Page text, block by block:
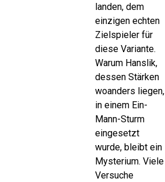
landen, dem
einzigen echten
Zielspieler für
diese Variante.
Warum Hanslik,
dessen Stärken
woanders liegen,
in einem Ein-
Mann-Sturm
eingesetzt
wurde, bleibt ein
Mysterium. Viele
Versuche